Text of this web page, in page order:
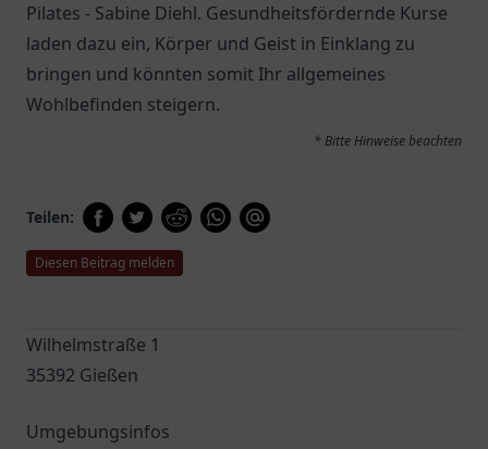
Pilates - Sabine Diehl. Gesundheitsfördernde Kurse
laden dazu ein, Körper und Geist in Einklang zu
bringen und könnten somit Ihr allgemeines
Wohlbefinden steigern.
* Bitte Hinweise beachten
Teilen:
Diesen Beitrag melden
Wilhelmstraße 1
35392 Gießen
Umgebungsinfos